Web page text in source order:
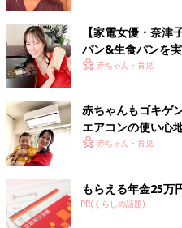
【家電女優・奈
パン&生食パンを
は食卓の救世主だっ
赤ちゃん・育児
赤ちゃんもゴキゲ
エアコンの使い心
赤ちゃん・育児
もらえる年金25万
PR(くらしの話題)